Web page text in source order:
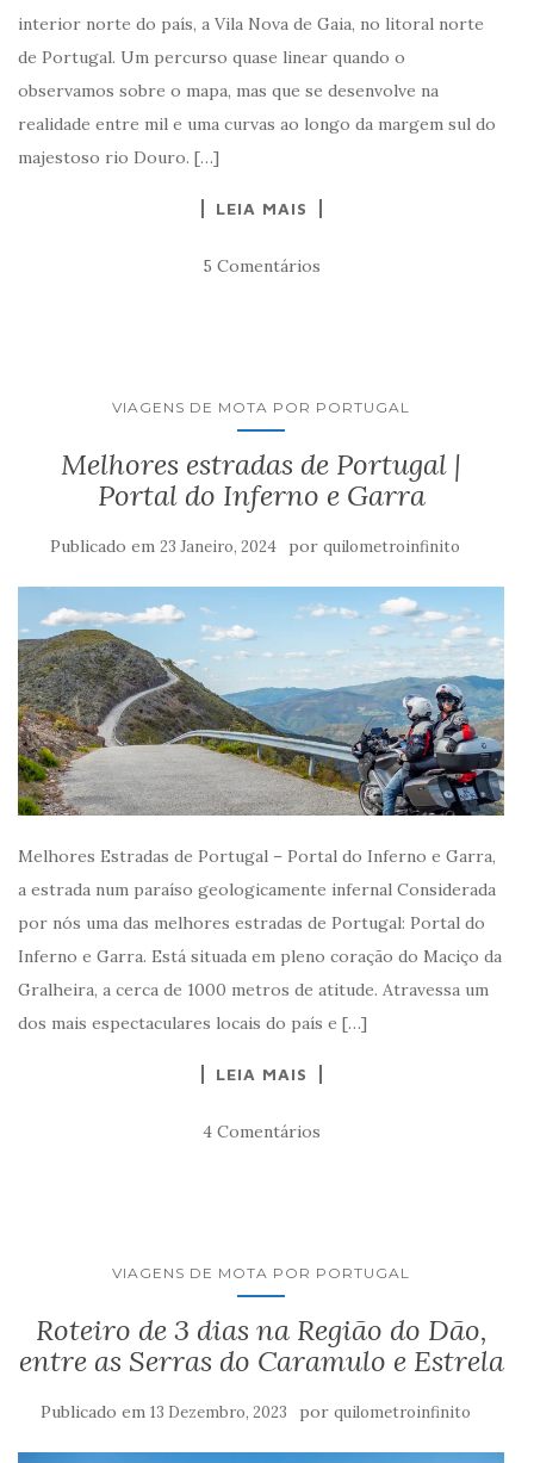
interior norte do país, a Vila Nova de Gaia, no litoral norte
de Portugal. Um percurso quase linear quando o
observamos sobre o mapa, mas que se desenvolve na
realidade entre mil e uma curvas ao longo da margem sul do
majestoso rio Douro. […]
LEIA MAIS
5 Comentários
VIAGENS DE MOTA POR PORTUGAL
Melhores estradas de Portugal |
Portal do Inferno e Garra
Publicado em 23 Janeiro, 2024 por quilometroinfinito
Melhores Estradas de Portugal – Portal do Inferno e Garra,
a estrada num paraíso geologicamente infernal Considerada
por nós uma das melhores estradas de Portugal: Portal do
Inferno e Garra. Está situada em pleno coração do Maciço da
Gralheira, a cerca de 1000 metros de atitude. Atravessa um
dos mais espectaculares locais do país e […]
LEIA MAIS
4 Comentários
VIAGENS DE MOTA POR PORTUGAL
Roteiro de 3 dias na Região do Dão,
entre as Serras do Caramulo e Estrela
Publicado em 13 Dezembro, 2023 por quilometroinfinito